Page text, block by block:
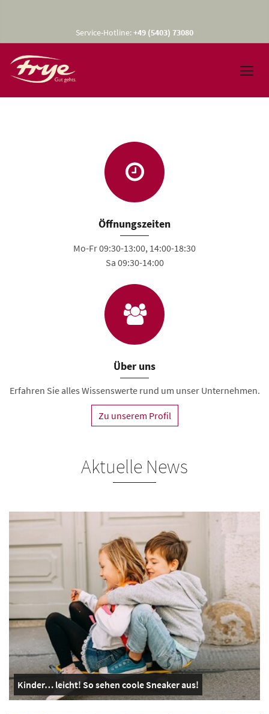
Service-Hotline:+49 (5403) 73080
Öffnungszeiten
Mo-Fr 09:30-13:00, 14:00-18:30
Sa 09:30-14:00
Über uns
Erfahren Sie alles Wissenswerte rund um unser Unternehmen.
Zu unserem Profil
Aktuelle News
Kinder… leicht! So sehen coole Sneaker aus!